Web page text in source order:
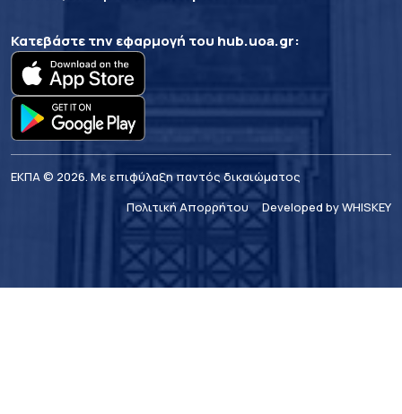
Κατεβάστε την εφαρμογή του hub.uoa.gr:
ΕΚΠΑ © 2026. Με επιφύλαξη παντός δικαιώματος
Πολιτική Απορρήτου
Developed by WHISKEY